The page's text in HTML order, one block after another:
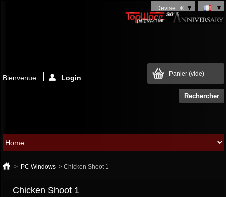
Devise : €
Panier (vide)
Bienvenue Login
> PC Windows > Chicken Shoot 1
Chicken Shoot 1